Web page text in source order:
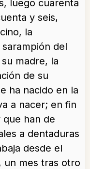
luego cuarenta
y seis,
la
del
madre, la
de su
ha nacido en la
a nacer; en fin
han de
a dentaduras
desde el
un mes tras otro